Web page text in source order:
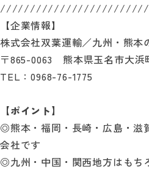
【企業情報】
株式会社双葉運輸／九州・熊本
〒865-0063 熊本県玉名市大浜
TEL：0968-76-1775
【ポイント】
◎熊本・福岡・長崎・広島・滋
会社です
◎九州・中国・関西地方はもち